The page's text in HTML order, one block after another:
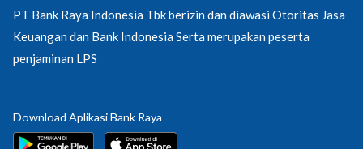
PT Bank Raya Indonesia Tbk berizin dan diawasi Otoritas Jasa
Keuangan dan Bank Indonesia Serta merupakan peserta
penjaminan LPS
Download Aplikasi Bank Raya